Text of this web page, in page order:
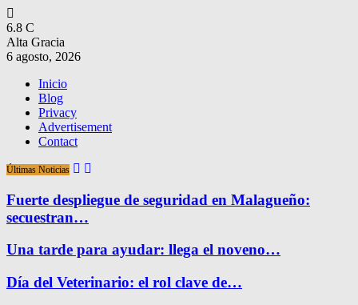
6.8 C
Alta Gracia
6 agosto, 2026
Inicio
Blog
Privacy
Advertisement
Contact
Últimas Noticias
Fuerte despliegue de seguridad en Malagueño:
secuestran…
Una tarde para ayudar: llega el noveno…
Día del Veterinario: el rol clave de…